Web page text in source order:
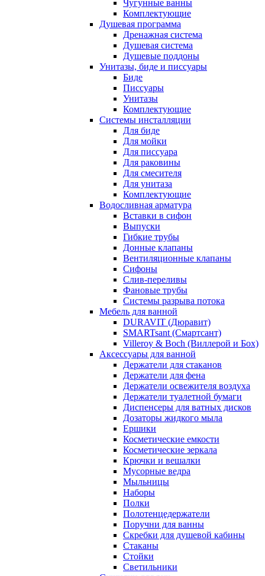
Чугунные ванны
Комплектующие
Душевая программа
Дренажная система
Душевая система
Душевые поддоны
Унитазы, биде и писсуары
Биде
Писсуары
Унитазы
Комплектующие
Системы инсталляции
Для биде
Для мойки
Для писсуара
Для раковины
Для смесителя
Для унитаза
Комплектующие
Водосливная арматура
Вставки в сифон
Выпуски
Гибкие трубы
Донные клапаны
Вентиляционные клапаны
Сифоны
Слив-переливы
Фановые трубы
Системы разрыва потока
Мебель для ванной
DURAVIT (Дюравит)
SMARTsant (Смартсант)
Villeroy & Boch (Виллерой и Бох)
Аксессуары для ванной
Держатели для стаканов
Держатели для фена
Держатели освежителя воздуха
Держатели туалетной бумаги
Диспенсеры для ватных дисков
Дозаторы жидкого мыла
Ершики
Косметические емкости
Косметические зеркала
Крючки и вешалки
Мусорные ведра
Мыльницы
Наборы
Полки
Полотенцедержатели
Поручни для ванны
Скребки для душевой кабины
Стаканы
Стойки
Светильники